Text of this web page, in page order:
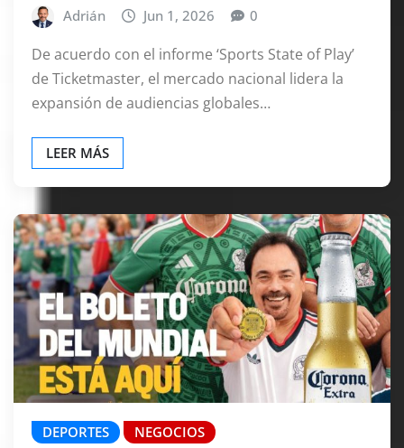
Adrián Jun 1, 2026 0
De acuerdo con el informe ‘Sports State of Play’
de Ticketmaster, el mercado nacional lidera la
expansión de audiencias globales…
LEER MÁS
DEPORTES NEGOCIOS